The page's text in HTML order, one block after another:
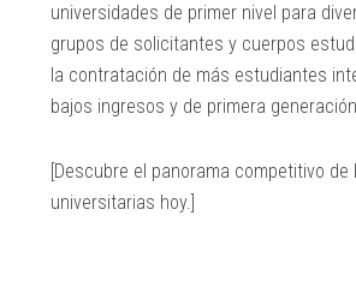
universidades de primer nivel para
grupos de solicitantes y cuerpos
la contratación de más estudiantes
bajos ingresos y de primera
[Descubre el panorama competitivo de
universitarias hoy.]